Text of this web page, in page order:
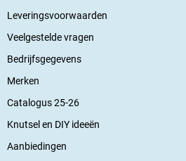
Leveringsvoorwaarden
Veelgestelde vragen
Bedrijfsgegevens
Merken
Catalogus 25-26
Knutsel en DIY ideeën
Aanbiedingen